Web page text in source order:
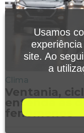
Clima
Ventania,
entenda as
fenômenos
Usamos
site. Ao
a